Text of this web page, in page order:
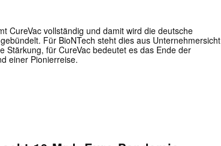
CureVac vollständig und damit wird die deutsche
Für BioNTech steht dies aus Unternehmersicht
Stärkung, für CureVac bedeutet es das Ende der
einer Pionierreise.